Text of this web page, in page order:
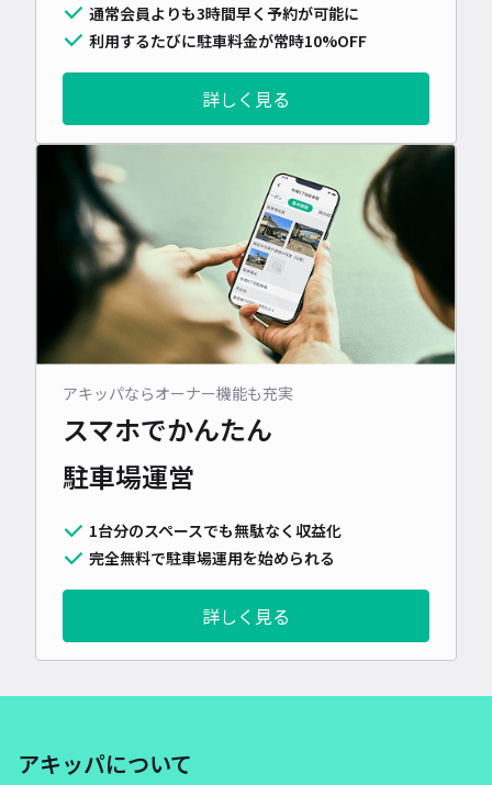
通常会員よりも3時間早く予約が可能に
利用するたびに駐車料金が常時10%OFF
詳しく見る
アキッパならオーナー機能も充実
スマホでかんたん
駐車場運営
1台分のスペースでも無駄なく収益化
完全無料で駐車場運用を始められる
詳しく見る
アキッパについて